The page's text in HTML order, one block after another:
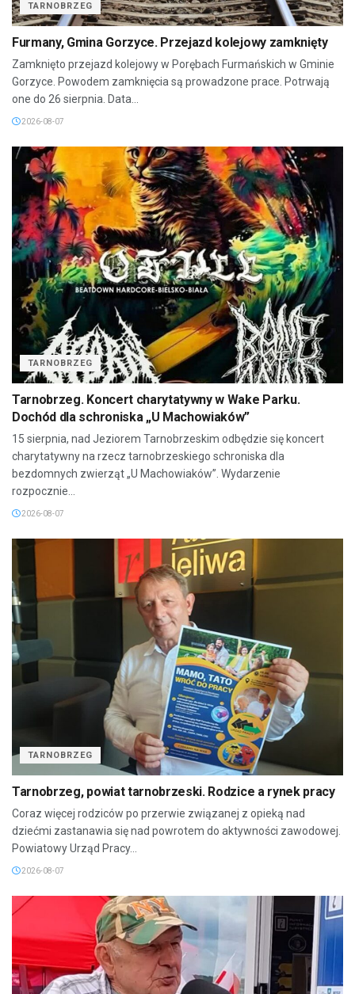
TARNOBRZEG
Furmany, Gmina Gorzyce. Przejazd kolejowy zamknięty
Zamknięto przejazd kolejowy w Porębach Furmańskich w Gminie
Gorzyce. Powodem zamknięcia są prowadzone prace. Potrwają
one do 26 sierpnia. Data...
2026-08-07
TARNOBRZEG
Tarnobrzeg. Koncert charytatywny w Wake Parku.
Dochód dla schroniska „U Machowiaków”
15 sierpnia, nad Jeziorem Tarnobrzeskim odbędzie się koncert
charytatywny na rzecz tarnobrzeskiego schroniska dla
bezdomnych zwierząt „U Machowiaków”. Wydarzenie
rozpocznie...
2026-08-07
TARNOBRZEG
Tarnobrzeg, powiat tarnobrzeski. Rodzice a rynek pracy
Coraz więcej rodziców po przerwie związanej z opieką nad
dziećmi zastanawia się nad powrotem do aktywności zawodowej.
Powiatowy Urząd Pracy...
2026-08-07